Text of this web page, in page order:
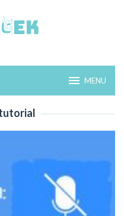
MENU